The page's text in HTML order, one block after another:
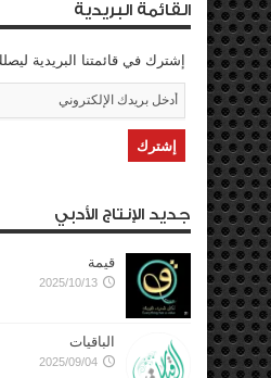
القائمة البريدية
إشترك في قائمتنا البريدية
جديد الإنتاج الأدبي
قيمة
2025/10/13
الباقيات
2025/09/04